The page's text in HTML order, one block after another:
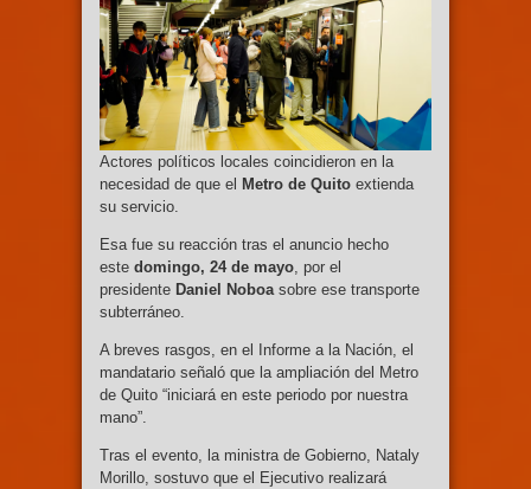
Actores políticos locales coincidieron en la
necesidad de que el Metro de Quito extienda
su servicio.
Esa fue su reacción tras el anuncio hecho
este domingo, 24 de mayo, por el
presidente Daniel Noboasobre ese transporte
subterráneo.
A breves rasgos, en el Informe a la Nación, el
mandatario señaló que la ampliación del Metro
de Quito “iniciará en este periodo por nuestra
mano”.
Tras el evento, la ministra de Gobierno, Nataly
Morillo, sostuvo que el Ejecutivo realizará